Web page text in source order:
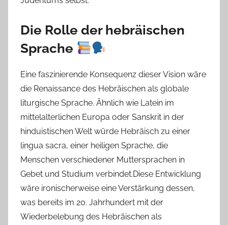
Die Rolle der hebräischen
Sprache
Eine faszinierende Konsequenz dieser Vision wäre
die Renaissance des Hebräischen als globale
liturgische Sprache. Ähnlich wie Latein im
mittelalterlichen Europa oder Sanskrit in der
hinduistischen Welt würde Hebräisch zu einer
lingua sacra, einer heiligen Sprache, die
Menschen verschiedener Muttersprachen in
Gebet und Studium verbindet.Diese Entwicklung
wäre ironischerweise eine Verstärkung dessen,
was bereits im 20. Jahrhundert mit der
Wiederbelebung des Hebräischen als